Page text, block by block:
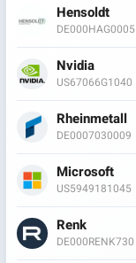
Hensoldt
DE000HAG0005
Nvidia
US67066G1040
Rheinmetall
DE0007030009
Microsoft
US5949181045
Renk
DE000RENK730